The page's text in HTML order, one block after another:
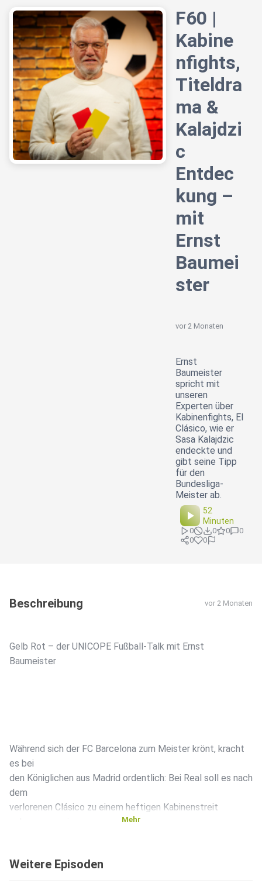
F60 |
Kabine
nfights,
Titeldra
ma &
Kalajdzi
c
Entdec
kung –
mit
Ernst
Baumei
ster
vor 2 Monaten
Ernst
Baumeister
spricht mit
unseren
Experten über
Kabinenfights, El
Clásico, wie er
Sasa Kalajdzic
endeckte und
gibt seine Tipp
für den
Bundesliga-
Meister ab.
52
Minuten
0 0 0
0
0
0
Beschreibung vor 2 Monaten
Gelb Rot – der UNICOPE Fußball-Talk mit Ernst
Baumeister ️
Während sich der FC Barcelona zum Meister krönt, kracht
es bei
den Königlichen aus Madrid ordentlich: Bei Real soll es nach
dem
verlorenen Clásico zu einem heftigen Kabinenstreit
werden musste.
Mehr
Weitere Episoden